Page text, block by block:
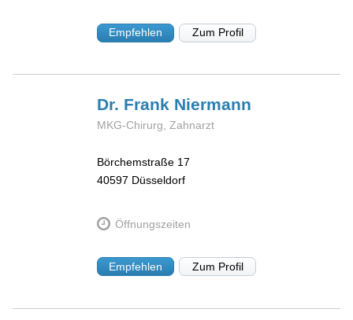
Empfehlen Zum Profil
Dr. Frank Niermann
MKG-Chirurg, Zahnarzt
Börchemstraße 17
40597 Düsseldorf
Öffnungszeiten
Empfehlen Zum Profil